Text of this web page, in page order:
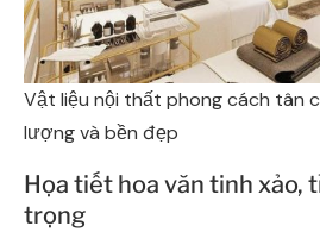
Vật liệu nội thất phong cách tân
lượng và bền đẹp
Họa tiết hoa văn tinh xảo,
trọng